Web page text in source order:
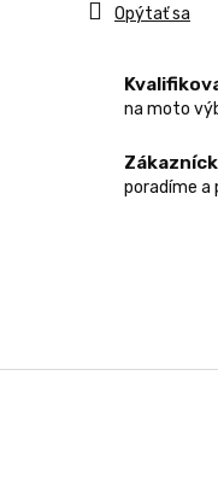
na moto
poradíme a
Opýtať sa